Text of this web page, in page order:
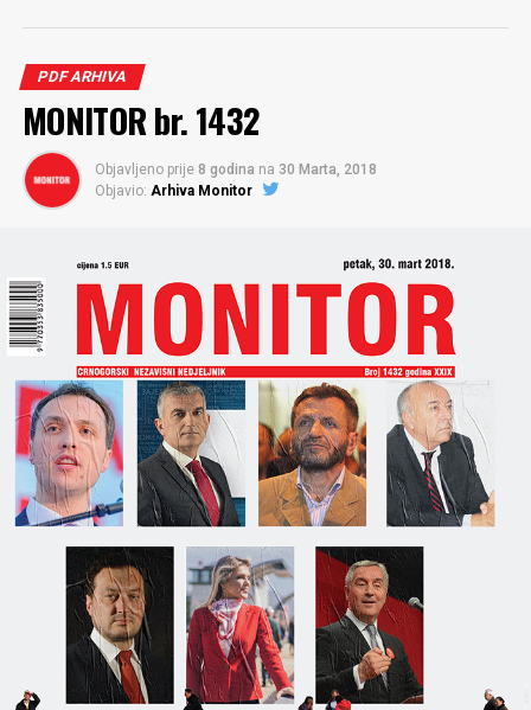
PDF ARHIVA
MONITOR br. 1432
Objavljeno prije 8 godina na 30 Marta, 2018
Objavio: Arhiva Monitor